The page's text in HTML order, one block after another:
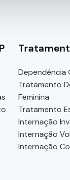
Dependência
Tratamento
Feminina
Tratamento
Internação
Internação
Internação